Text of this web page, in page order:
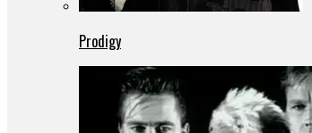
Prodigy